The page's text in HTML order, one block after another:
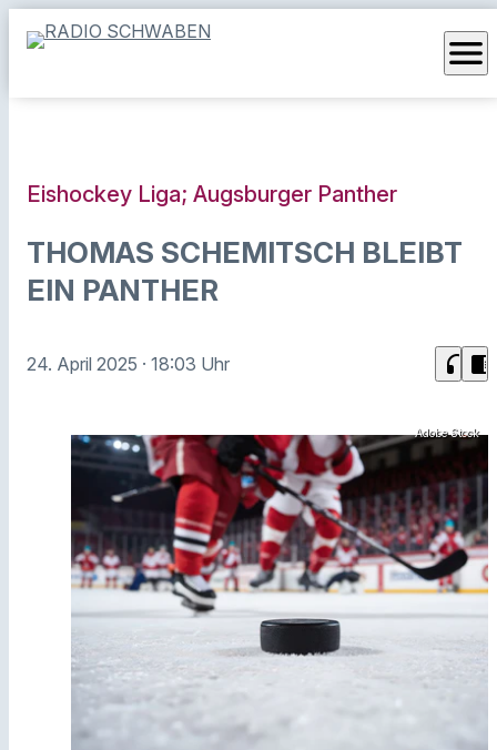
menu
Eishockey Liga; Augsburger Panther
THOMAS SCHEMITSCH BLEIBT
EIN PANTHER
24. April 2025 · 18:03 Uhr headphones chrome_reader_mode
Adobe Stock